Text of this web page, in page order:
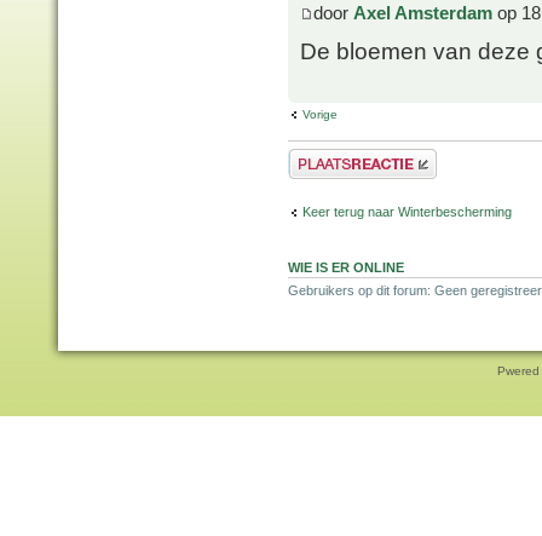
door Axel Amsterdam op
De bloemen van deze
Vorige
Plaats een reactie
Keer terug naar Winterbescherming
WIE IS ER ONLINE
Gebruikers op dit forum: Geen